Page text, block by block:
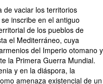
de vaciar los territorios
inscribe en el antiguo
de los pueblos de
el Mediterráneo, cuya
del Imperio otomano y
la Primera Guerra Mundial.
y en la diáspora, la
amenaza existencial de un